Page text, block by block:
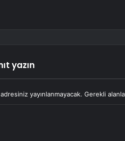
yazın
yayınlanmayacak. Gerekli